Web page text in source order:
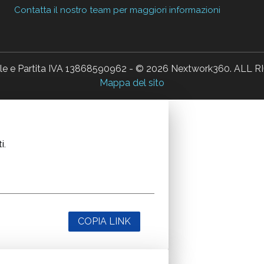
Contatta il nostro team per maggiori informazioni
e Partita IVA 13868590962 - © 2026 Nextwork360. ALL
Mappa del sito
COPIA LINK